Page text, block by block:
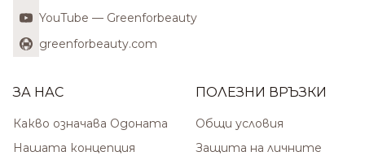
YouTube — Greenforbeauty
greenforbeauty.com
ЗА НАС
Какво означава Одоната
Нашата концепция
ПОЛЕЗНИ ВРЪЗКИ
Общи условия
Защита на личните